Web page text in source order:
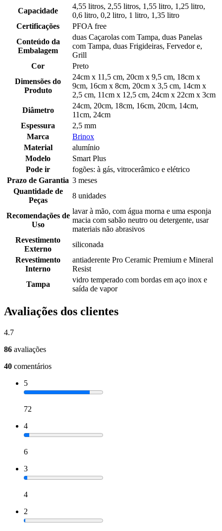
Capacidade
4,55 litros, 2,55 litros, 1,55 litro, 1,25 litro,
0,6 litro, 0,2 litro, 1 litro, 1,35 litro
Certificações
PFOA free
Conteúdo da
Embalagem
duas Caçarolas com Tampa, duas Panelas
com Tampa, duas Frigideiras, Fervedor e,
Grill
Cor
Preto
Dimensões do
Produto
24cm x 11,5 cm, 20cm x 9,5 cm, 18cm x
9cm, 16cm x 8cm, 20cm x 3,5 cm, 14cm x
2,5 cm, 11cm x 12,5 cm, 24cm x 22cm x 3cm
Diâmetro
24cm, 20cm, 18cm, 16cm, 20cm, 14cm,
11cm, 24cm
Espessura
2,5 mm
Marca
Brinox
Material
alumínio
Modelo
Smart Plus
Pode ir
fogões: à gás, vitrocerâmico e elétrico
Prazo de Garantia 3 meses
Quantidade de
Peças
8 unidades
Recomendações de
Uso
lavar à mão, com água morna e uma esponja
macia com sabão neutro ou detergente, usar
materiais não abrasivos
Revestimento
Externo
siliconada
Revestimento
Interno
antiaderente Pro Ceramic Premium e Mineral
Resist
Tampa
vidro temperado com bordas em aço inox e
saída de vapor
Avaliações dos clientes
4.7
86 avaliações
40 comentários
5
72
4
6
3
4
2